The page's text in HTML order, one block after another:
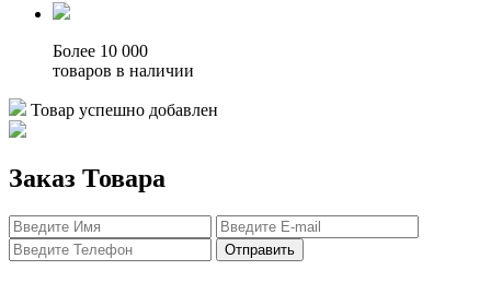
Более 10 000
товаров в наличии
Товар успешно добавлен
Заказ Товара
Отправить